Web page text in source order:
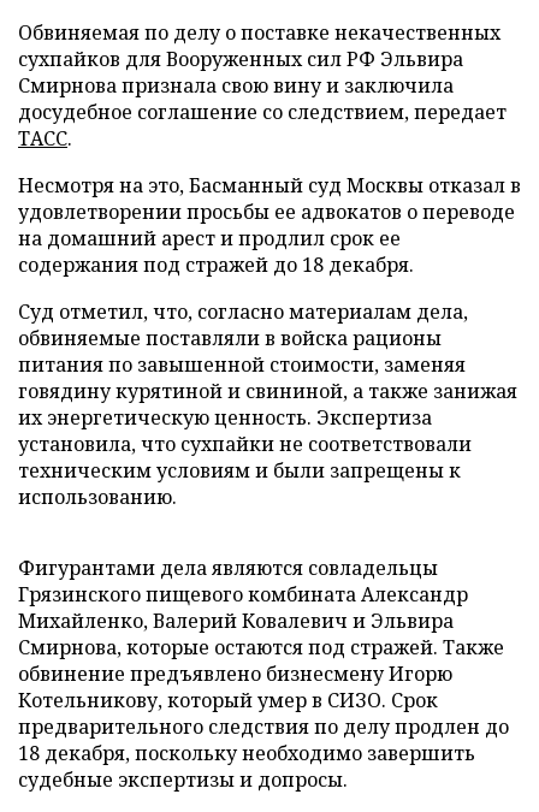
Обвиняемая по делу о поставке некачественных
сухпайков для Вооруженных сил РФ Эльвира
Смирнова признала свою вину и заключила
досудебное соглашение со следствием, передает
ТАСС.
Несмотря на это, Басманный суд Москвы отказал в
удовлетворении просьбы ее адвокатов о переводе
на домашний арест и продлил срок ее
содержания под стражей до 18 декабря.
Суд отметил, что, согласно материалам дела,
обвиняемые поставляли в войска рационы
питания по завышенной стоимости, заменяя
говядину курятиной и свининой, а также занижая
их энергетическую ценность. Экспертиза
установила, что сухпайки не соответствовали
техническим условиям и были запрещены к
использованию.
Фигурантами дела являются совладельцы
Грязинского пищевого комбината Александр
Михайленко, Валерий Ковалевич и Эльвира
Смирнова, которые остаются под стражей. Также
обвинение предъявлено бизнесмену Игорю
Котельникову, который умер в СИЗО. Срок
предварительного следствия по делу продлен до
18 декабря, поскольку необходимо завершить
судебные экспертизы и допросы.